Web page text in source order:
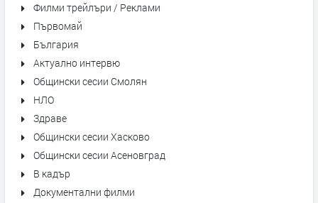
Филми трейлъри / Реклами
Първомай
България
Актуално интервю
Общински сесии Смолян
НЛО
Здраве
Общински сесии Хасково
Общински сесии Асеновград
В кадър
Документални филми